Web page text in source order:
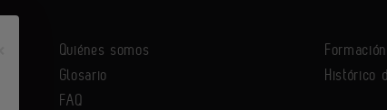
Quiénes somos
Glosario
FAQ
Formación
Histórico